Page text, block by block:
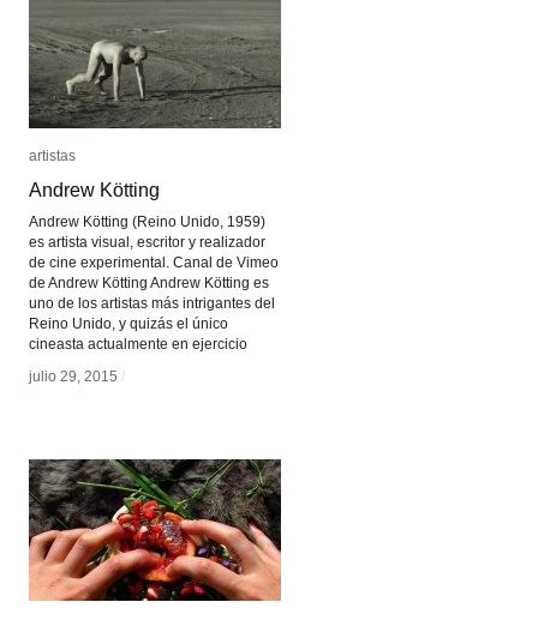
artistas
Andrew Kötting
Andrew Kötting (Reino Unido, 1959)
es artista visual, escritor y realizador
de cine experimental. Canal de Vimeo
de Andrew Kötting Andrew Kötting es
uno de los artistas más intrigantes del
Reino Unido, y quizás el único
cineasta actualmente en ejercicio
julio 29, 2015 /
artistas
Andrew Kötting
julio 29, 2015 /